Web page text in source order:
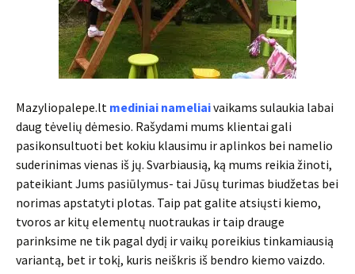
Mazyliopalepe.lt mediniai nameliaivaikams sulaukia labai
daug tėvelių dėmesio. Rašydami mums klientai gali
pasikonsultuoti bet kokiu klausimu ir aplinkos bei namelio
suderinimas vienas iš jų. Svarbiausią, ką mums reikia žinoti,
pateikiant Jums pasiūlymus- tai Jūsų turimas biudžetas bei
norimas apstatyti plotas. Taip pat galite atsiųsti kiemo,
tvoros ar kitų elementų nuotraukas ir taip drauge
parinksime ne tik pagal dydį ir vaikų poreikius tinkamiausią
variantą, bet ir tokį, kuris neiškris iš bendro kiemo vaizdo.